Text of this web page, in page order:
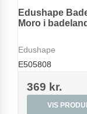
Edushape
Moro i badeland
Edushape
E505808
369 kr.
VIS